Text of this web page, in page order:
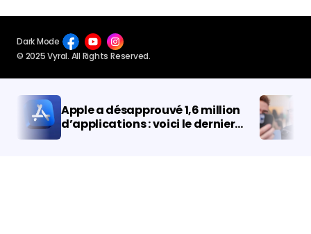
© 2025 Vyral. All Rights Reserved.
Dark Mode
Apple a désapprouvé 1,6
million d’applications :
voici le dernier rapport
Malgré la
et les